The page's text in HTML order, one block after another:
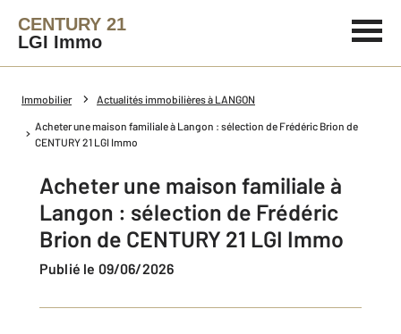
CENTURY 21
LGI Immo
Immobilier Actualités immobilières à LANGON
Acheter une maison familiale à Langon : sélection de Frédéric Brion de
CENTURY 21 LGI Immo
Acheter une maison familiale à
Langon : sélection de Frédéric
Brion de CENTURY 21 LGI Immo
Publié le 09/06/2026